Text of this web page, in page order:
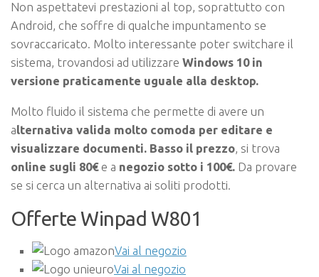
Non aspettatevi prestazioni al top, soprattutto con
Android, che soffre di qualche impuntamento se
sovraccaricato. Molto interessante poter switchare il
sistema, trovandosi ad utilizzare Windows 10 in
versione praticamente uguale alla desktop.
Molto fluido il sistema che permette di avere un
alternativa valida molto comoda per editare e
visualizzare documenti. Basso il prezzo , si trova
online sugli 80€e a negozio sotto i 100€. Da provare
se si cerca un alternativa ai soliti prodotti.
Offerte Winpad W801
Vai al negozio
Vai al negozio